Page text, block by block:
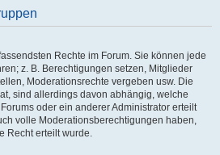
Rechte im Forum. Sie können jede
z. B. Berechtigungen setzen, Mitglieder
Moderationsrechte vergeben usw. Die
sind allerdings davon abhängig, welche
oder ein anderer Administrator erteilt
volle Moderationsberechtigungen haben,
Recht erteilt wurde.